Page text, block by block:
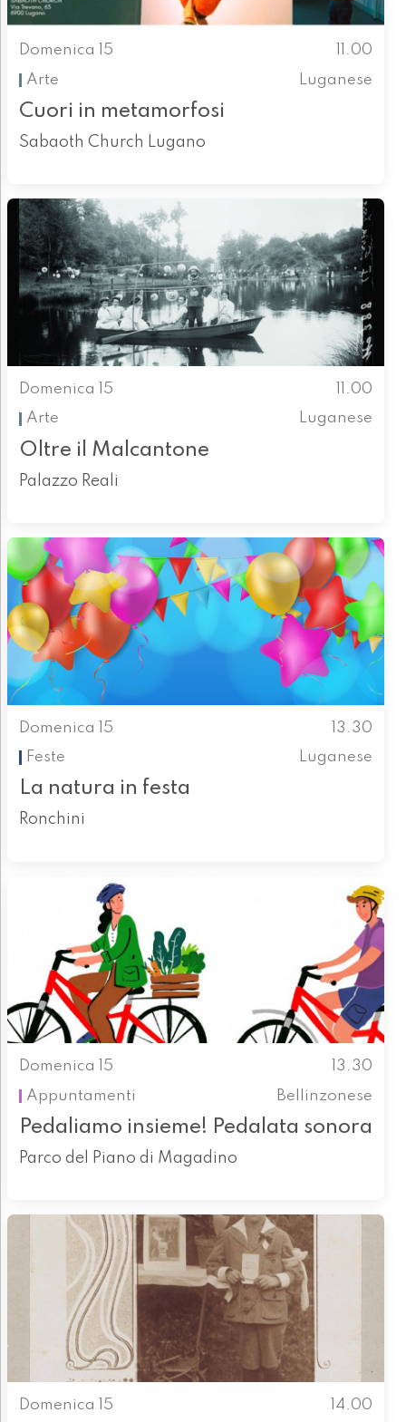
Domenica 15
11.00
Arte
Luganese
Cuori in metamorfosi
Sabaoth Church Lugano
Domenica 15
11.00
Arte
Luganese
Oltre il Malcantone
Palazzo Reali
Domenica 15
13.30
Feste
Luganese
La natura in festa
Ronchini
Domenica 15
13.30
Appuntamenti
Bellinzonese
Pedaliamo insieme! Pedalata sonora
Parco del Piano di Magadino
Domenica 15 14.00